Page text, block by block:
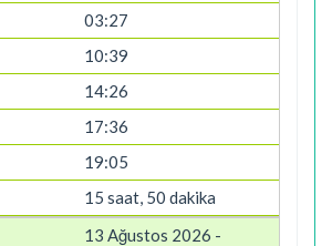
03:27
10:39
14:26
17:36
19:05
15 saat, 50 dakika
13 Ağustos 2026 -